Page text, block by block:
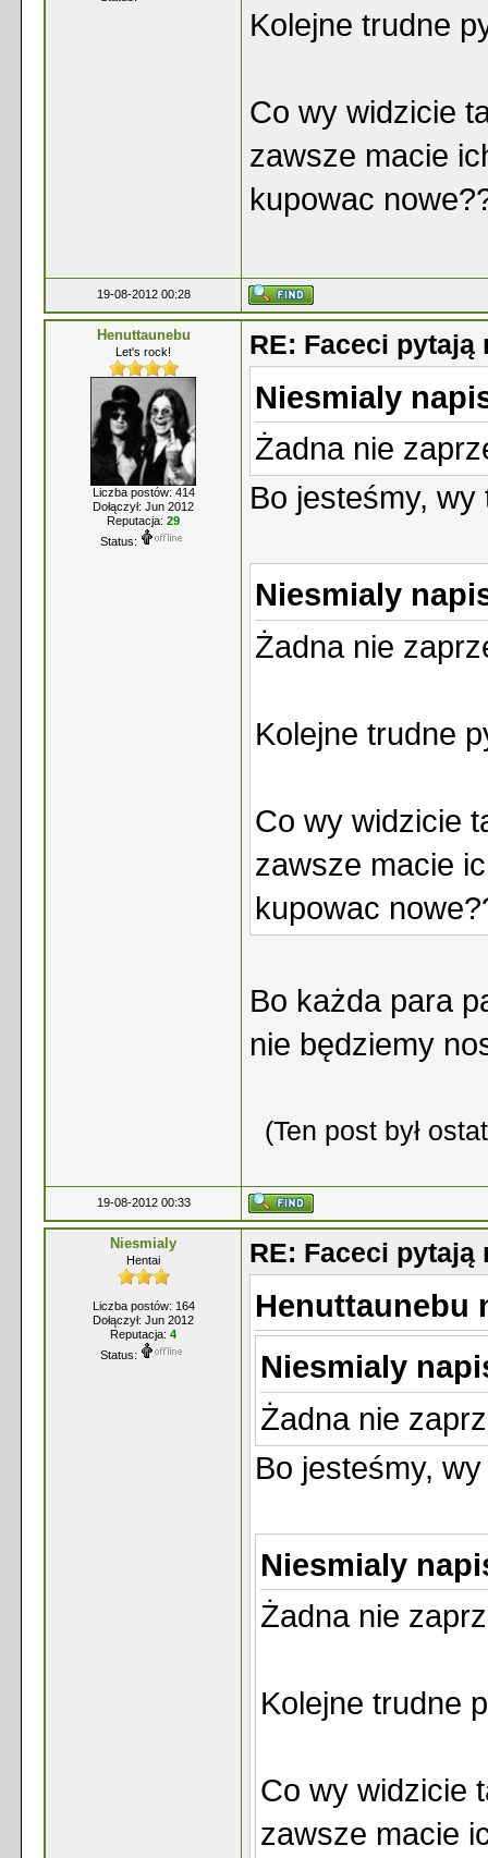
Kolejne trudne
Co wy widzicie
zawsze macie
kupowac
19-08-2012 00:28
Henuttaunebu
Let's rock!
Liczba postów: 414
Dołączył: Jun 2012
Reputacja: 29
Status:
RE: Faceci pytają
Niesmialy
Żadna nie
Bo jesteśmy,
Niesmialy
Żadna nie
Kolejne trudne
Co wy widzicie
zawsze macie
kupowac
Bo każda para
nie będziemy
(Ten post był
19-08-2012 00:33
Niesmialy
Hentai
Liczba postów: 164
Dołączył: Jun 2012
Reputacja: 4
Status:
RE: Faceci pytają
Henuttaunebu
Niesmialy
Żadna nie
Bo jesteśmy,
Niesmialy
Żadna nie
Kolejne trudne
Co wy widzicie
zawsze macie